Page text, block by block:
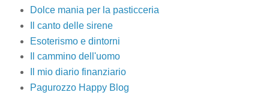
Dolce mania per la pasticceria
Il canto delle sirene
Esoterismo e dintorni
Il cammino dell'uomo
Il mio diario finanziario
Pagurozzo Happy Blog